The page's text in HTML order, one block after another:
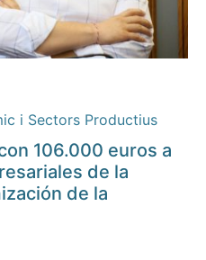
i Sectors Productius
106.000 euros a
de la
de la